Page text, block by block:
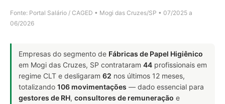
Fonte: Portal Salário / CAGED • Mogi das Cruzes/SP • 07/2025 a
06/2026
Empresas do segmento de Fábricas de Papel Higiênico
em Mogi das Cruzes, SP contrataram 44 profissionais em
regime CLT e desligaram 62 nos últimos 12 meses,
totalizando 106 movimentações — dado essencial para
gestores de RH, consultores de remuneração e